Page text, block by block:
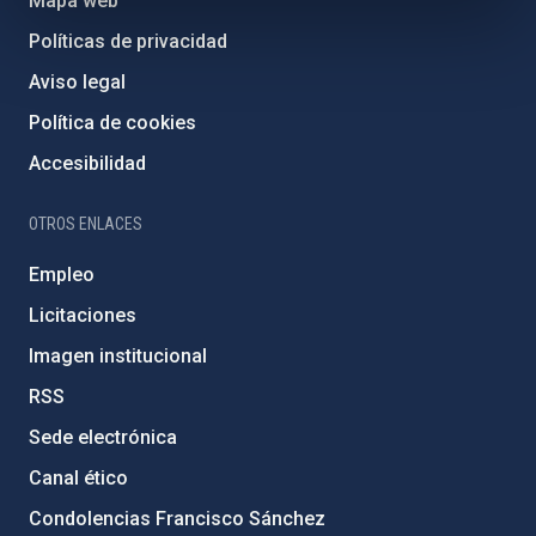
Políticas de privacidad
Aviso legal
Política de cookies
Accesibilidad
OTROS ENLACES
Empleo
Licitaciones
Imagen institucional
RSS
Sede electrónica
Canal ético
Condolencias Francisco Sánchez